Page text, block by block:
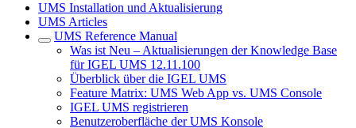
UMS Installation und Aktualisierung
UMS Articles
UMS Reference Manual
Was ist Neu – Aktualisierungen der Knowledge Base
für IGEL UMS 12.11.100
Überblick über die IGEL UMS
Feature Matrix: UMS Web App vs. UMS Console
IGEL UMS registrieren
Benutzeroberfläche der UMS Konsole